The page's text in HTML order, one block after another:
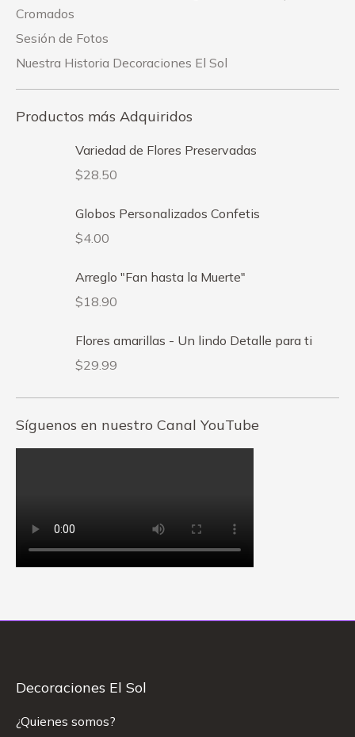
Cromados
Sesión de Fotos
Nuestra Historia Decoraciones El Sol
Productos más Adquiridos
Variedad de Flores Preservadas
$28.50
Globos Personalizados Confetis
$4.00
Arreglo "Fan hasta la Muerte"
$18.90
Flores amarillas - Un lindo Detalle para ti
$29.99
Síguenos en nuestro Canal YouTube
Decoraciones El Sol
¿Quienes somos?